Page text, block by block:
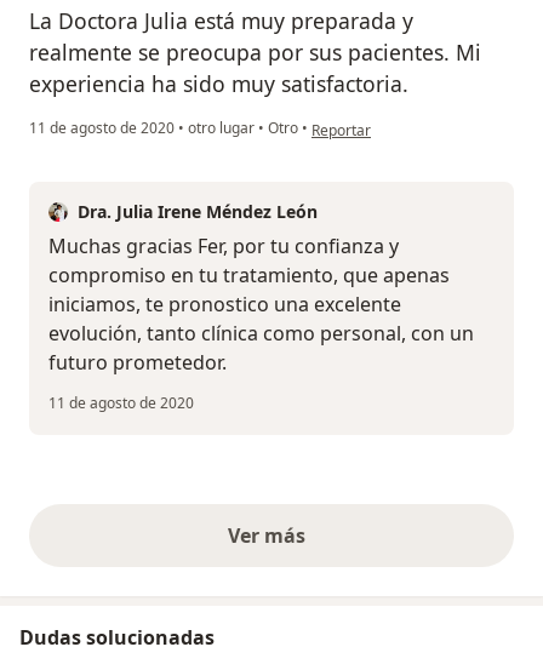
La Doctora Julia está muy preparada y
realmente se preocupa por sus pacientes. Mi
experiencia ha sido muy satisfactoria.
11 de agosto de 2020 • otro lugar • Otro • en opinión del usuario Fernanda
Reportar
Dra. Julia Irene Méndez León
Muchas gracias Fer, por tu confianza y
compromiso en tu tratamiento, que apenas
iniciamos, te pronostico una excelente
evolución, tanto clínica como personal, con un
futuro prometedor.
11 de agosto de 2020
Ver másopiniones anteriores
Dudas solucionadas